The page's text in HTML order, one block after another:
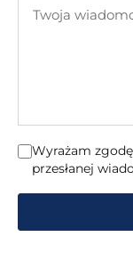
mail
wiadomość
Wyrażam
przesłanej